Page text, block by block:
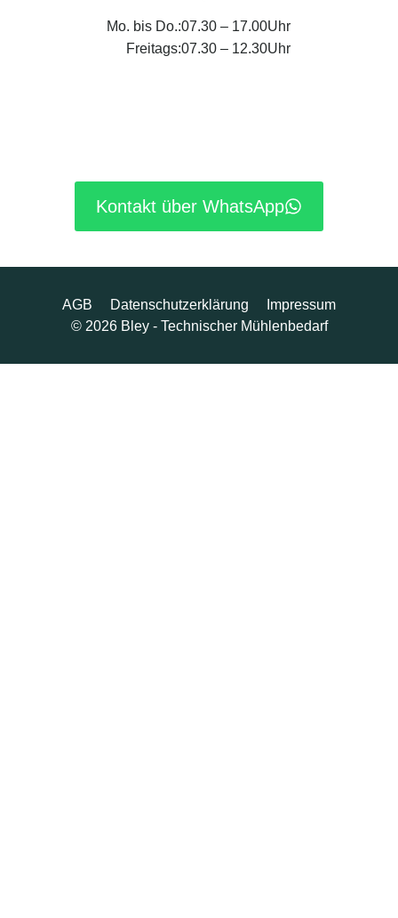
Mo. bis Do.:
Freitags:
07.30 – 17.00Uhr
07.30 – 12.30Uhr
Kontakt über WhatsApp
© 2026 Bley - Technischer Mühlenbedarf
AGB Datenschutzerklärung Impressum